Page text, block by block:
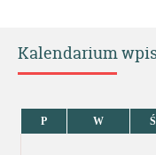
Kalendarium
P W Ś